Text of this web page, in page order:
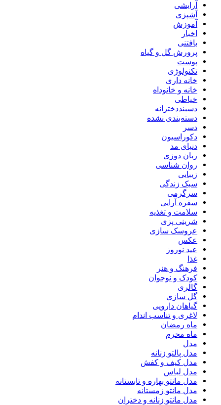
آرایشی
آشپزی
آموزش
اخبار
بافتنی
پرورش گل و گیاه
پوست
تکنولوژی
خانه داری
خانه و خانوداه
خیاطی
دسبنددخترانه
دسته‌بندی نشده
دسر
دکوراسیون
دنیای مد
ربان دوزی
روان شناسی
زیبایی
سبک زندگی
سرگرمی
سفره آرایی
سلامت و تغذیه
شرینی پزی
عروسک سازی
عکس
عید نوروز
غذا
فرهنگ و هنر
کودک و نوجوان
گالری
گل سازی
گیاهان دارویی
لاغری و تناسب اندام
ماه رمضان
ماه محرم
مدل
مدل پالتو زنانه
مدل کیف و کفش
مدل لباس
مدل مانتو بهاره و تابستانه
مدل مانتو زمستانه
مدل مانتو زنانه و دختران